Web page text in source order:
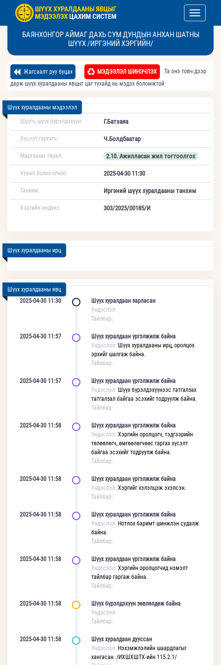
Toggle
БАЯНХОНГОР АЙМАГ ДАХЬ СУМ ДУНДЫН АНХАН ШАТНЫ
ШҮҮХ /ИРГЭНИЙ ХЭРГИЙН/
Жагсаалт руу буцах МЭДЭЭЛЭЛ ШИНЭЧЛЭХ
Та энэ товч дээр
дарж шүүх хуралдааны явцыг цаг тухайд нь мэдэх боломжтой
Шүүх хуралдааны мэдээлэл
Шүүгч, шүүх бүрэлдэхүүн:
Г.Батзаяа
Хүсэлт гаргагч: Ч.Болдбаатар
Маргааны төрөл: 2.10. Ажилласан жил тогтоолгох
Хурал болох огноо: 2025-04-30 11:30
Танхим: Иргэний шүүх хуралдааны танхим
Хэргийн индекс: 303/2025/00185/И
Шүүх хуралдааны ирц
Шүүх хуралдааны явц
2025-04-30 11:30
Шүүх хуралдаан зарласан
Үндэслэл:
Тайлбар:
2025-04-30 11:57
Шүүх хуралдаан үргэлжилж байна
Үндэслэл: Шүүх хуралдааны ирц, оролцох
эрхийг шалгаж байна.
Тайлбар:
2025-04-30 11:57
Шүүх хуралдаан үргэлжилж байна
Үндэслэл: Шүүх бүрэлдэхүүнээс татгалзах
татгалзал байгаа эсэхийг тодруулж байна.
Тайлбар:
2025-04-30 11:58
Шүүх хуралдаан үргэлжилж байна
Үндэслэл: Хэргийн оролцогч, тэдгээрийн
төлөөлөгч, өмгөөлөгчөөс гаргах хүсэлт
байгаа эсэхийг тодруулж байна.
Тайлбар:
2025-04-30 11:58
Шүүх хуралдаан үргэлжилж байна
Үндэслэл: Хэргийг хэлэлцэж эхэлсэн.
Тайлбар:
2025-04-30 11:58
Шүүх хуралдаан үргэлжилж байна
Үндэслэл: Нотлох баримт шинжлэн судалж
байна.
Тайлбар:
2025-04-30 11:58
Шүүх хуралдаан үргэлжилж байна
Үндэслэл: Хэргийн оролцогчид нэмэлт
тайлбар гаргаж байна.
Тайлбар:
2025-04-30 11:58
Шүүх бүрэлдэхүүн зөвлөлдөж байна
Үндэслэл:
Тайлбар:
2025-04-30 11:58
Шүүх хуралдаан дууссан
Үндэслэл: Нэхэмжлэлийн шаардлагыг
хангасан. /ИХШХШТХ-ийн 115.2.1/